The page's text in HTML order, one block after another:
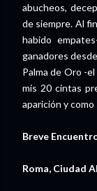
abucheos,
de siempre. Al
habido
ganadores
Palma de Oro -
mis 20 cintas
aparición y como
Breve
Roma, Ciudad